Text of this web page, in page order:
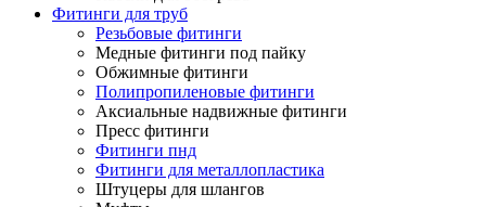
Фитинги для труб
Резьбовые фитинги
Медные фитинги под пайку
Обжимные фитинги
Полипропиленовые фитинги
Аксиальные надвижные фитинги
Пресс фитинги
Фитинги пнд
Фитинги для металлопластика
Штуцеры для шлангов